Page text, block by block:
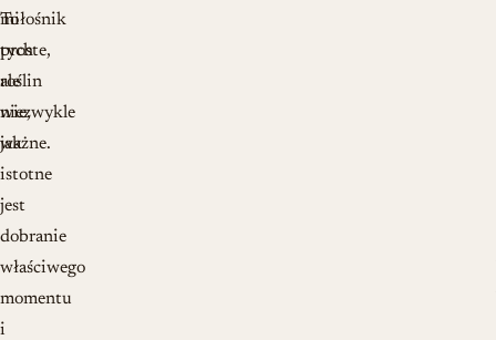
To
proste,
ale
niezwykle
ważne.
miłośnik
tych
roślin
wie,
jak
istotne
jest
dobranie
właściwego
momentu
i